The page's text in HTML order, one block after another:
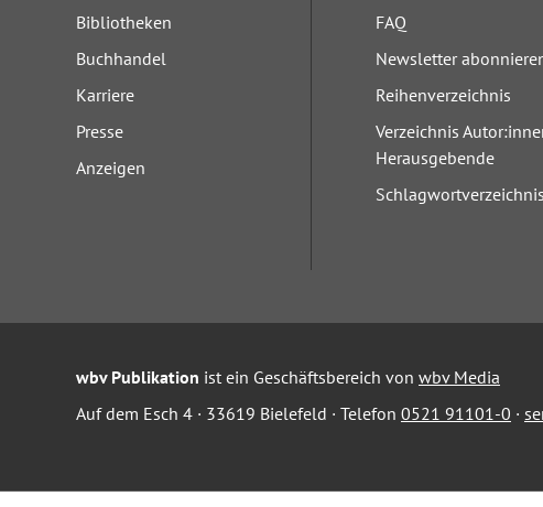
Bibliotheken
Buchhandel
Karriere
Presse
Anzeigen
FAQ
Newsletter
Reihenverzeichnis
Verzeichnis
Herausgebende
Schlagwortverzeichnis
wbv Publikation ist ein Geschäftsbereich von wbv Media
Auf dem Esch 4 · 33619 Bielefeld · Telefon 0521 91101-0 ·